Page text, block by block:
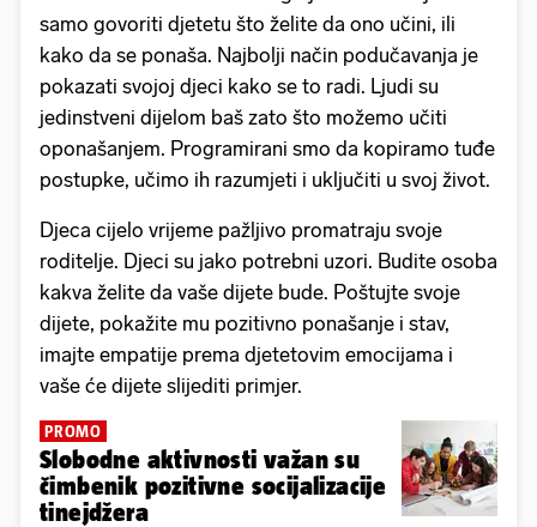
samo govoriti djetetu što želite da ono učini, ili
kako da se ponaša. Najbolji način podučavanja je
pokazati svojoj djeci kako se to radi. Ljudi su
jedinstveni dijelom baš zato što možemo učiti
oponašanjem. Programirani smo da kopiramo tuđe
postupke, učimo ih razumjeti i uključiti u svoj život.
Djeca cijelo vrijeme pažljivo promatraju svoje
roditelje. Djeci su jako potrebni uzori. Budite osoba
kakva želite da vaše dijete bude. Poštujte svoje
dijete, pokažite mu pozitivno ponašanje i stav,
imajte empatije prema djetetovim emocijama i
vaše će dijete slijediti primjer.
PROMO
Slobodne aktivnosti važan su
čimbenik pozitivne socijalizacije
tinejdžera